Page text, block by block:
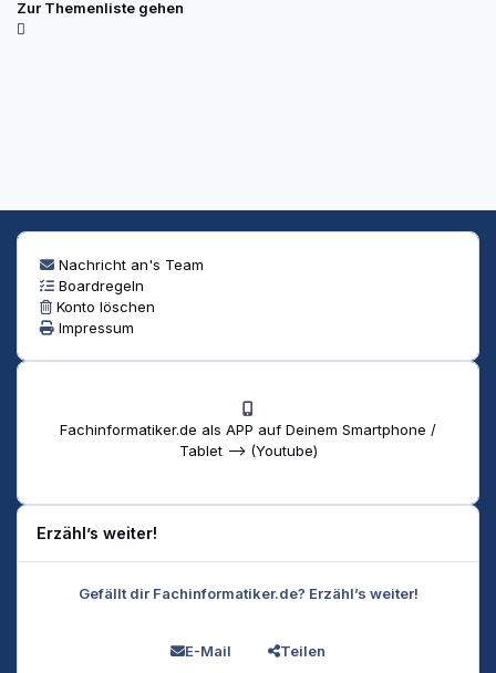
Zur Themenliste gehen
Nachricht an's Team
Boardregeln
Konto löschen
Impressum
Fachinformatiker.de als APP auf Deinem Smartphone /
Tablet --> (Youtube)
Erzähl’s weiter!
Gefällt dir Fachinformatiker.de? Erzähl’s weiter!
E-Mail Teilen